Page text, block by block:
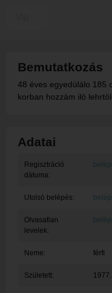
Bemutatkozás
48 éves egyedülálo 185
korban hozzám ilö
Adatai
Regisztráció
dátuma:
Utolsó belépés:
Olvasatlan
levelek:
Neme: férfi
Született: